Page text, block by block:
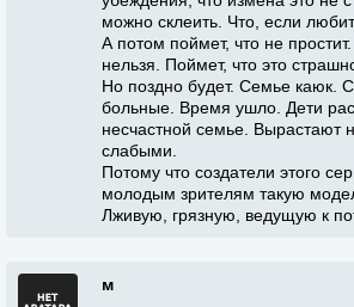
можно склеить. Что, если
А потом поймет, что не
нельзя. Поймет, что это
Но поздно будет. Семье каюк.
больные. Время ушло. Дети
несчастной семье. Вырастают
слабыми.
Потому что создатели этого
молодым зрителям такую
Лживую, грязную, ведущую к
м